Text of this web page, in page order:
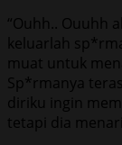
“Ouhh.. Ouuhh
keluarlah
muat untuk
Sp*rmanya
diriku ingin
tetapi dia